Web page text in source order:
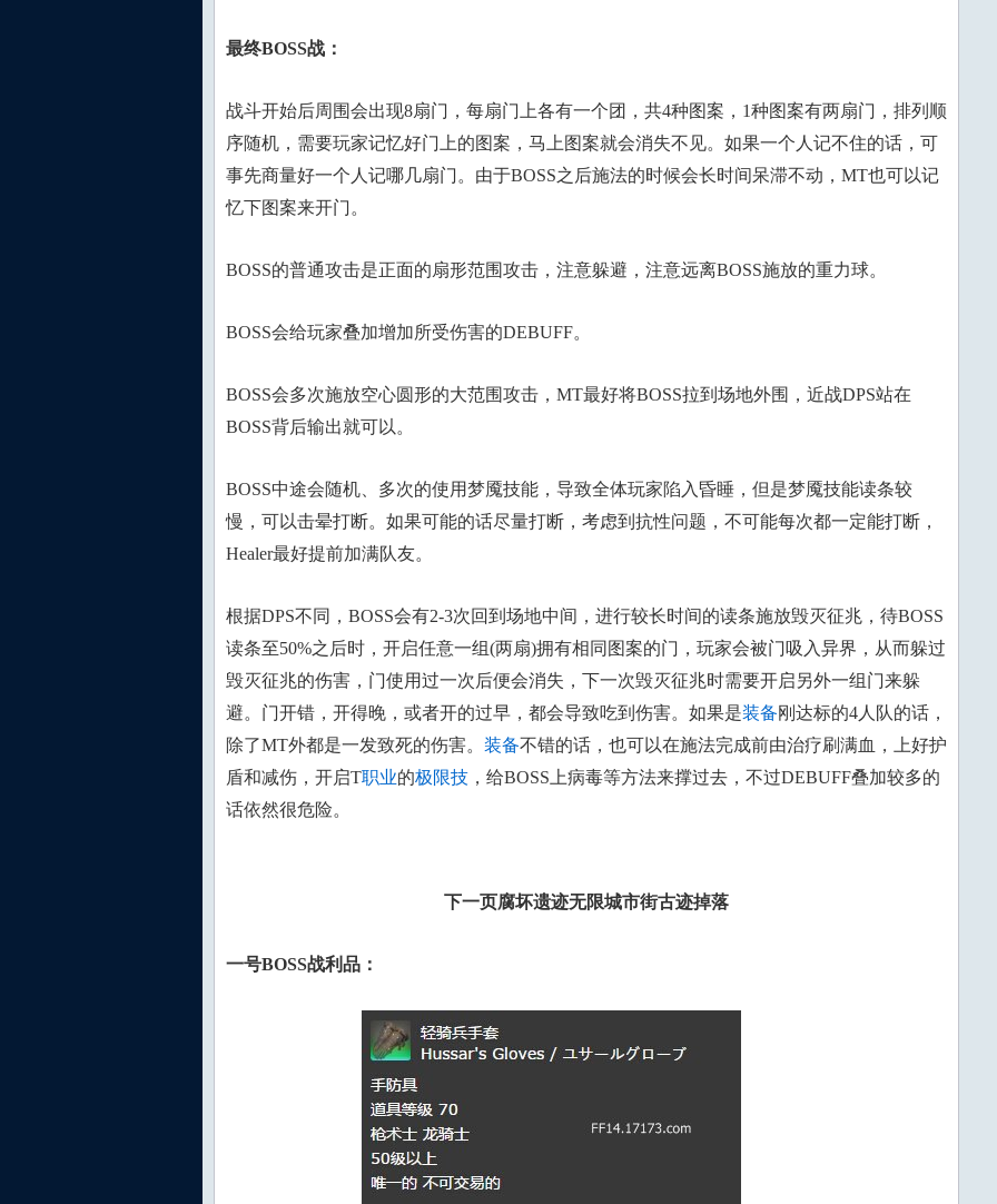
最终BOSS战：
战斗开始后周围会出现8扇门，每扇门上各有一个团，共4种图案，1种图案有两扇门，排列顺
序随机，需要玩家记忆好门上的图案，马上图案就会消失不见。如果一个人记不住的话，可
事先商量好一个人记哪几扇门。由于BOSS之后施法的时候会长时间呆滞不动，MT也可以记
忆下图案来开门。
BOSS的普通攻击是正面的扇形范围攻击，注意躲避，注意远离BOSS施放的重力球。
BOSS会给玩家叠加增加所受伤害的DEBUFF。
BOSS会多次施放空心圆形的大范围攻击，MT最好将BOSS拉到场地外围，近战DPS站在
BOSS背后输出就可以。
BOSS中途会随机、多次的使用梦魇技能，导致全体玩家陷入昏睡，但是梦魇技能读条较
慢，可以击晕打断。如果可能的话尽量打断，考虑到抗性问题，不可能每次都一定能打断，
Healer最好提前加满队友。
根据DPS不同，BOSS会有2-3次回到场地中间，进行较长时间的读条施放毁灭征兆，待BOSS
读条至50%之后时，开启任意一组(两扇)拥有相同图案的门，玩家会被门吸入异界，从而躲过
毁灭征兆的伤害，门使用过一次后便会消失，下一次毁灭征兆时需要开启另外一组门来躲
避。门开错，开得晚，或者开的过早，都会导致吃到伤害。如果是装备刚达标的4人队的话，
除了MT外都是一发致死的伤害。 装备不错的话，也可以在施法完成前由治疗刷满血，上好护
盾和减伤，开启T职业的极限技 ，给BOSS上病毒等方法来撑过去，不过DEBUFF叠加较多的
话依然很危险。
下一页腐坏遗迹无限城市街古迹‍掉落
一号BOSS战利品：